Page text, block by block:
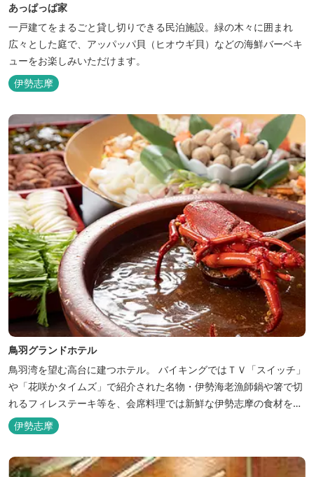
あっぱっぱ家
一戸建てをまるごと貸し切りできる民泊施設。緑の木々に囲まれ
広々とした庭で、アッパッパ貝（ヒオウギ貝）などの海鮮バーベキ
ューをお楽しみいただけます。
伊勢志摩
鳥羽グランドホテル
鳥羽湾を望む高台に建つホテル。 バイキングではＴＶ「スイッチ」
や「花咲かタイムズ」で紹介された名物・伊勢海老漁師鍋や箸で切
れるフィレステーキ等を、会席料理では新鮮な伊勢志摩の食材をお
楽しみいただけます。
伊勢志摩